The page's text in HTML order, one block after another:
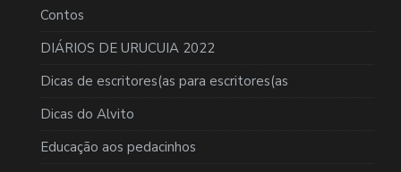
Contos
DIÁRIOS DE URUCUIA 2022
Dicas de escritores(as para escritores(as
Dicas do Alvito
Educação aos pedacinhos